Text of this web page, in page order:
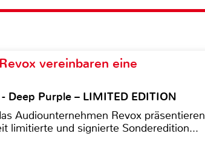
vereinbaren eine
Purple – LIMITED EDITION
Audiounternehmen Revox präsentieren
limitierte und signierte Sonderedition...